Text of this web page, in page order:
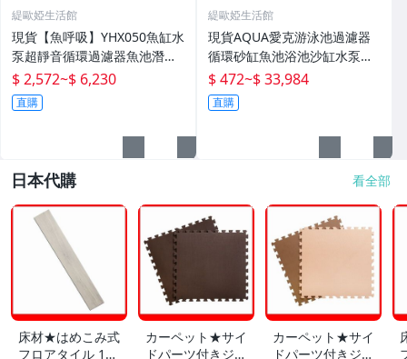
緹歐婭生活館
現貨【魚呼吸】YHX050魚缸水
泵超靜音循環過濾器魚池潛水
底吸變頻水陸
$ 2,572~$ 6,230
直購
緹歐婭生活館
現貨AQUA愛克游泳池過濾器
循環砂缸魚池浴池沙缸水泵一
體機水處理設備
$ 472~$ 33,984
直購
日本代購 看全部
床材★はめこみ式
フロアタイル 12
カーペット★サイ
ドパーツ付きジョ
カーペット★サイ
ドパーツ付きジョ